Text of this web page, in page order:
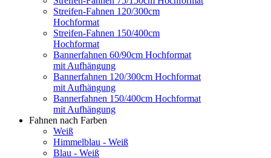
Streifen-Fahnen 120/300cm
Hochformat
Streifen-Fahnen 150/400cm
Hochformat
Bannerfahnen 60/90cm Hochformat
mit Aufhängung
Bannerfahnen 120/300cm Hochformat
mit Aufhängung
Bannerfahnen 150/400cm Hochformat
mit Aufhängung
Fahnen nach Farben
Weiß
Himmelblau - Weiß
Blau - Weiß